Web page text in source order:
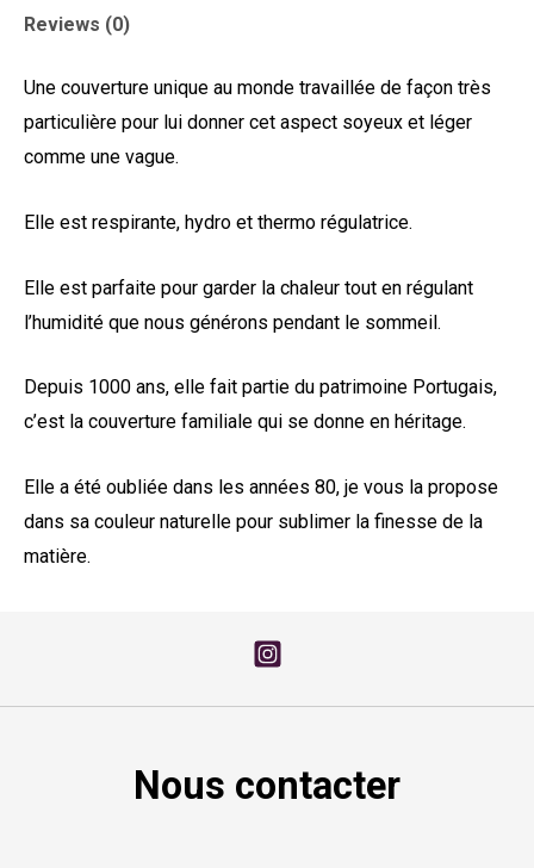
Reviews (0)
Une couverture unique au monde travaillée de façon très
particulière pour lui donner cet aspect soyeux et léger
comme une vague.
Elle est respirante, hydro et thermo régulatrice.
Elle est parfaite pour garder la chaleur tout en régulant
l’humidité que nous générons pendant le sommeil.
Depuis 1000 ans, elle fait partie du patrimoine Portugais,
c’est la couverture familiale qui se donne en héritage.
Elle a été oubliée dans les années 80, je vous la propose
dans sa couleur naturelle pour sublimer la finesse de la
matière.
Nous contacter